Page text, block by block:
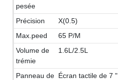
pesée
Précision X(0.5)
Max.peed
65 P/M
Volume de
trémie
1.6L/2.5L
Panneau de Écran tactile de 7 "